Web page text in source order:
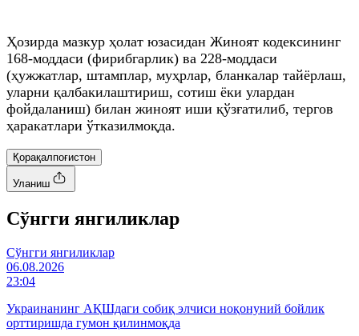
Ҳозирда мазкур ҳолат юзасидан Жиноят кодексининг
168-моддаси (фирибгарлик) ва 228-моддаси
(ҳужжатлар, штамплар, муҳрлар, бланкалар тайёрлаш,
уларни қалбакилаштириш, сотиш ёки улардан
фойдаланиш) билан жиноят иши қўзғатилиб, тергов
ҳаракатлари ўтказилмоқда.
Қорақалпоғистон
Уланиш
Cўнгги янгиликлар
Cўнгги янгиликлар
06.08.2026
23:04
Украинанинг АҚШдаги собиқ элчиси ноқонуний бойлик
орттиришда гумон қилинмоқда